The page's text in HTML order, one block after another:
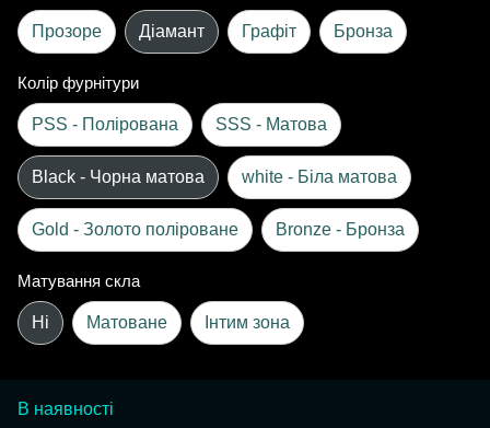
Прозоре Діамант Графіт Бронза
Колір фурнітури
PSS - Полірована SSS - Матова
Black - Чорна матова white - Біла матова
Gold - Золото поліроване Bronze - Бронза
Матування скла
Ні Матоване Інтим зона
В наявності